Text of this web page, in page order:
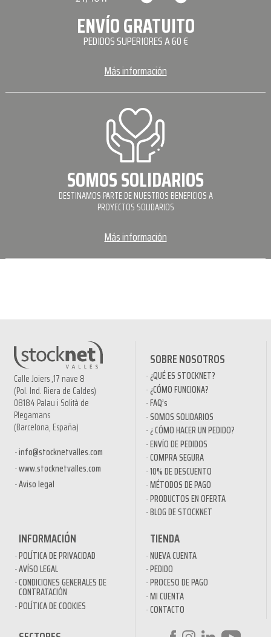
ENVÍO GRATUITO
PEDIDOS SUPERIORES A 60 €
Más información
SOMOS SOLIDARIOS
DESTINAMOS PARTE DE NUESTROS BENEFICIOS A
PROYECTOS SOLIDARIOS
Más información
Calle Joiers ,17 nave 8
(Pol. Ind. Riera de Caldes)
08184 Palau i Solità de
Plegamans
(Barcelona, España)
info@stocknetvalles.com
www.stocknetvalles.com
Aviso legal
SOBRE NOSOTROS
¿QUÉ ES STOCKNET?
¿CÓMO FUNCIONA?
FAQ’s
SOMOS SOLIDARIOS
¿ CÓMO HACER UN PEDIDO?
ENVÍO DE PEDIDOS
COMPRA SEGURA
10% DE DESCUENTO
MÉTODOS DE PAGO
PRODUCTOS EN OFERTA
BLOG DE STOCKNET
INFORMACIÓN
POLÍTICA DE PRIVACIDAD
AVÍSO LEGAL
CONDICIONES GENERALES DE
CONTRATACIÓN
POLÍTICA DE COOKIES
TIENDA
NUEVA CUENTA
PEDIDO
PROCESO DE PAGO
MI CUENTA
CONTACTO